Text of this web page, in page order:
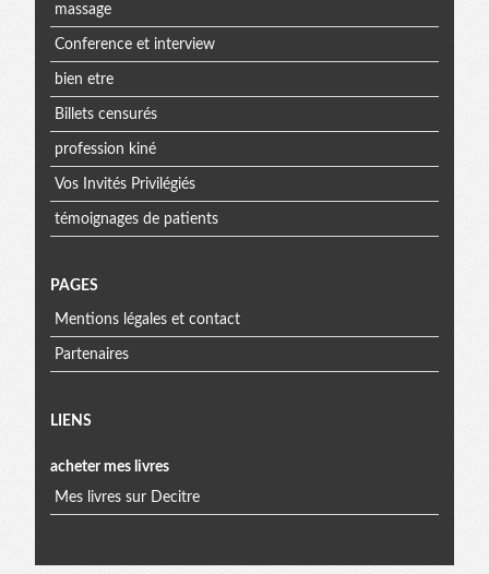
massage
Conference et interview
bien etre
Billets censurés
profession kiné
Vos Invités Privilégiés
témoignages de patients
PAGES
Mentions légales et contact
Partenaires
Menu
extra
LIENS
acheter mes livres
Mes livres sur Decitre